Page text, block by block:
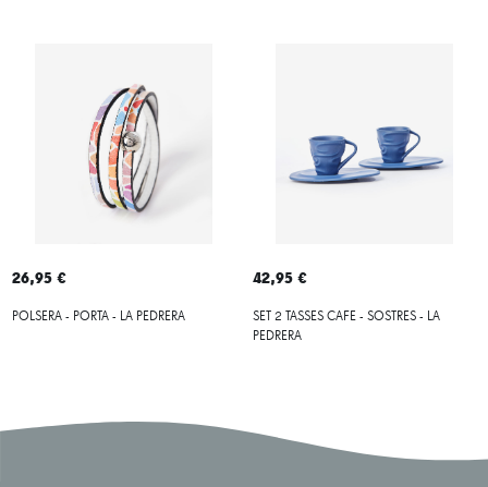
26,95 €
POLSERA - PORTA - LA PEDRERA
42,95 €
SET 2 TASSES CAFE - SOSTRES - LA
PEDRERA